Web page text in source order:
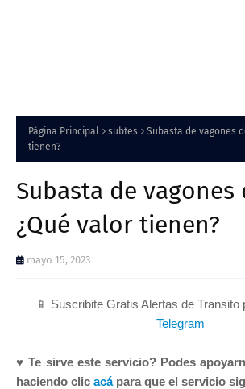
Página Principal subtes
Subasta de vagones
tienen?
Subasta de vagones
¿Qué valor tienen?
mayo 15, 2023
📱 Suscribite Gratis Alertas de Transito
Telegram
♥ Te sirve este servicio? Podes
haciendo clic acápara que el servicio